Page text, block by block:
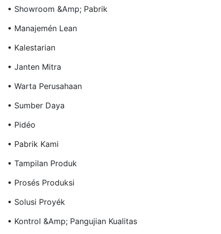
• Showroom &amp; Pabrik
• Manajemén Lean
• Kalestarian
• Janten Mitra
• Warta Perusahaan
• Sumber Daya
• Pidéo
• Pabrik Kami
• Tampilan Produk
• Prosés Produksi
• Solusi Proyék
• Kontrol &amp; Pangujian Kualitas